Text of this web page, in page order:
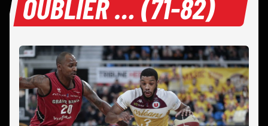
OUBLIER … (71-82)